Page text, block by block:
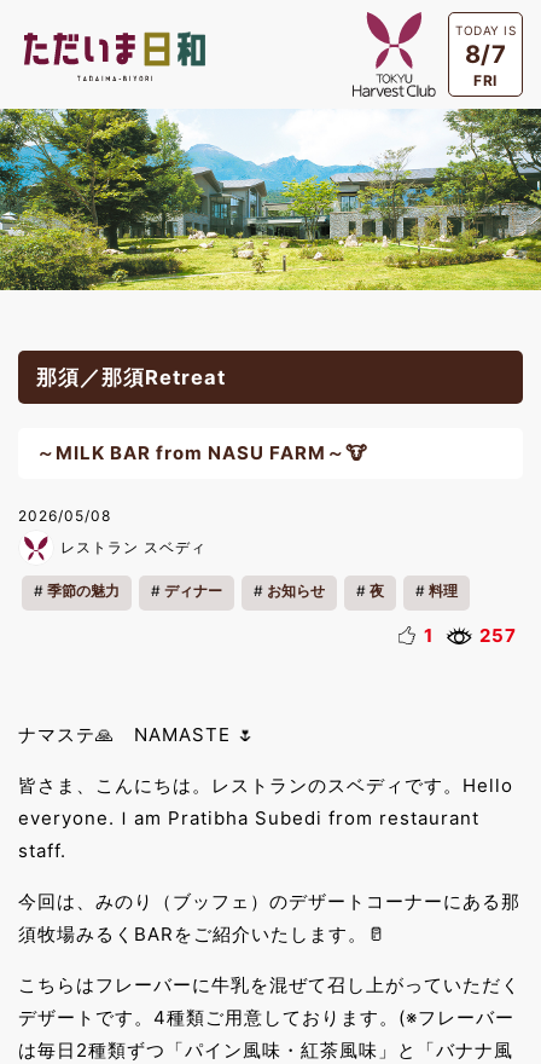
TODAY IS
8/7
FRI
那須／那須Retreat
～MILK BAR from NASU FARM～🐮
2026/05/08
レストラン スベディ
季節の魅力 ディナー お知らせ 夜 料理
1 257
ナマステ🙏 NAMASTE 🌷
皆さま、こんにちは。レストランのスベディです。Hello
everyone.Ｉam Pratibha Subedi from restaurant
staff.
今回は、みのり（ブッフェ）のデザートコーナーにある那
須牧場みるくBARをご紹介いたします。🥛
こちらはフレーバーに牛乳を混ぜて召し上がっていただく
デザートです。4種類ご用意しております。(※フレーバー
は毎日2種類ずつ「パイン風味・紅茶風味」と「バナナ風